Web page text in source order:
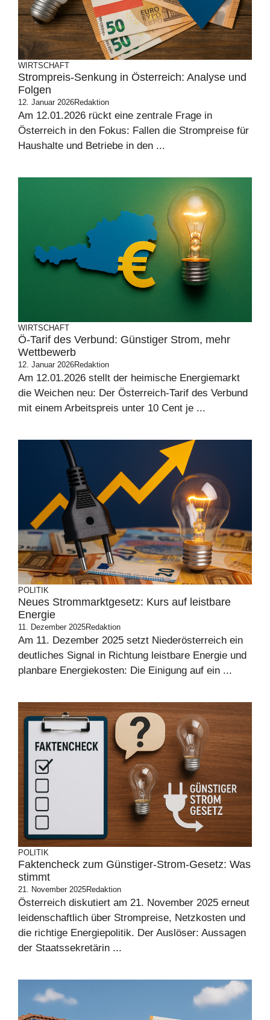
WIRTSCHAFT
Strompreis-Senkung in Österreich: Analyse und
Folgen
12. Januar 2026Redaktion
Am 12.01.2026 rückt eine zentrale Frage in
Österreich in den Fokus: Fallen die Strompreise für
Haushalte und Betriebe in den ...
WIRTSCHAFT
Ö-Tarif des Verbund: Günstiger Strom, mehr
Wettbewerb
12. Januar 2026Redaktion
Am 12.01.2026 stellt der heimische Energiemarkt
die Weichen neu: Der Österreich-Tarif des Verbund
mit einem Arbeitspreis unter 10 Cent je ...
POLITIK
Neues Strommarktgesetz: Kurs auf leistbare
Energie
11. Dezember 2025Redaktion
Am 11. Dezember 2025 setzt Niederösterreich ein
deutliches Signal in Richtung leistbare Energie und
planbare Energiekosten: Die Einigung auf ein ...
POLITIK
Faktencheck zum Günstiger-Strom-Gesetz: Was
stimmt
21. November 2025Redaktion
Österreich diskutiert am 21. November 2025 erneut
leidenschaftlich über Strompreise, Netzkosten und
die richtige Energiepolitik. Der Auslöser: Aussagen
der Staatssekretärin ...